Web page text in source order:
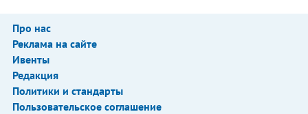
Про нас
Реклама на сайте
Ивенты
Редакция
Политики и стандарты
Пользовательское соглашение